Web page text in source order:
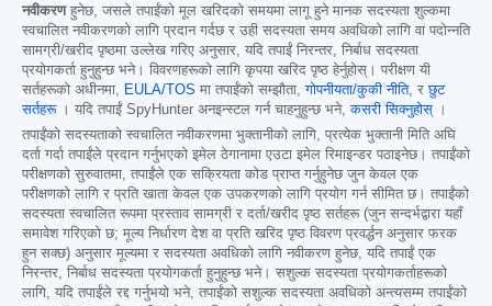
नवीकरणहुनेछ, जसले तपाईंको मूल खरिदको समयमा लागू हुने मानक सदस्यता शुल्कमा
स्वचालित नवीकरणको लागि प्रदान गर्दछ र उही सदस्यता समय अवधिको लागि वा पदोन्नति
सामग्री/खरीद पृष्ठमा उल्लेख गरिए अनुसार, यदि तपाईं निरन्तर, निर्बाध सदस्यता
प्रयोगकर्ता हुनुहुन्छ भने। विवरणहरूको लागि कृपया खरिद पृष्ठ हेर्नुहोस्। परीक्षण यी
सर्तहरूको अधीनमा, EULA/TOS मा तपाईंको सम्झौता,गोपनीयता/कुकी नीति, रछुट
सर्तहरू। यदि तपाईं SpyHunter अनइन्स्टल गर्न चाहनुहुन्छ भने,कसरी सिक्नुहोस् ।
तपाईंको सदस्यताको स्वचालित नवीकरणमा भुक्तानीको लागि, प्रत्येक भुक्तानी मिति अघि
दर्ता गर्दा तपाईंले प्रदान गर्नुभएको इमेल ठेगानामा एउटा इमेल रिमाइन्डर पठाइनेछ। तपाईंको
परीक्षणको सुरुवातमा, तपाईंले एक सक्रियता कोड प्राप्त गर्नुहुनेछ जुन केवल एक
परीक्षणको लागि र प्रति खाता केवल एक उपकरणको लागि प्रयोग गर्न सीमित छ। तपाईंको
सदस्यता स्वचालित रूपमा प्रस्ताव सामग्री र दर्ता/खरीद पृष्ठ सर्तहरू (जुन सन्दर्भद्वारा यहाँ
समावेश गरिएको छ; मूल्य निर्धारण देश वा प्रति खरिद पृष्ठ विवरण प्रवर्द्धन अनुसार फरक
हुन सक्छ) अनुसार मूल्यमा र सदस्यता अवधिको लागि नवीकरण हुनेछ, यदि तपाईं एक
निरन्तर, निर्बाध सदस्यता प्रयोगकर्ता हुनुहुन्छ भने। सशुल्क सदस्यता प्रयोगकर्ताहरूको
लागि, यदि तपाईंले रद्द गर्नुभयो भने, तपाईंको सशुल्क सदस्यता अवधिको अन्त्यसम्म तपाईंको